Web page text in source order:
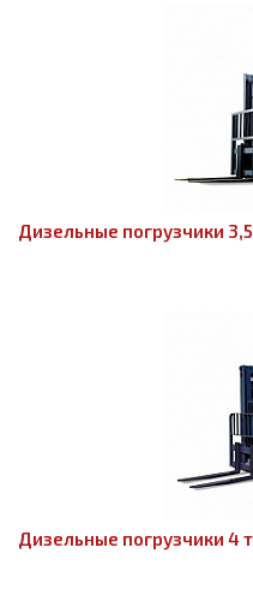
Дизельные погрузчики
Дизельные погрузчики 4